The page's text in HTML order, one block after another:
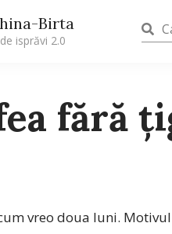
Birta
isprăvi 2.0
fără
vreo doua luni.